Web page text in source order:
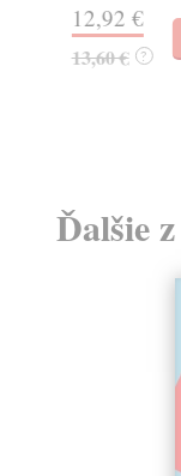
12,92 €
13,60 € ?
Ďalšie